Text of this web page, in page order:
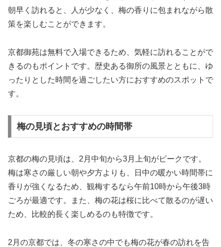
朝早く訪れると、人が少なく、梅の香りに包まれながら散
策を楽しむことができます。
京都御苑は無料で入場できるため、気軽に訪れることがで
きるのもポイントです。歴史ある御所の風景とともに、ゆ
ったりとした時間を過ごしたい方におすすめのスポットで
す。
梅の見頃とおすすめの時間帯
京都の梅の見頃は、2月中旬から3月上旬がピークです。
梅は寒さの厳しい朝や夕方よりも、日中の暖かい時間帯に
香りが強くなるため、観梅するなら午前10時から午後3時
ごろが最適です。また、梅の花は桜に比べて散るのが遅い
ため、比較的長く楽しめるのも特徴です。
2月の京都では、冬の寒さの中でも梅の花が春の訪れを告